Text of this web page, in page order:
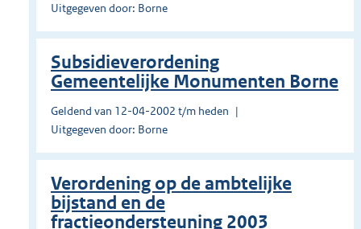
Uitgegeven door: Borne
Subsidieverordening
Gemeentelijke Monumenten Borne
Geldend van 12-04-2002 t/m heden
Uitgegeven door: Borne
Verordening op de ambtelijke
bijstand en de
fractieondersteuning 2003